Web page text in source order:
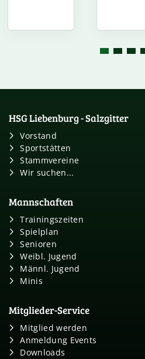
HSG Liebenburg - Salzgitter
Vorstand
Sportstätten
Stammvereine
Wir suchen...
Mannschaften
Trainingszeiten
Spielplan
Senioren
Weibl. Jugend
Männl. Jugend
Minis
Mitglieder-Service
Mitglied werden
Anmeldung Events
Downloads